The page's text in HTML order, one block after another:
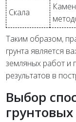
Скала
Таким образом,
грунта является
земляных работ и
результатов в
Выбор